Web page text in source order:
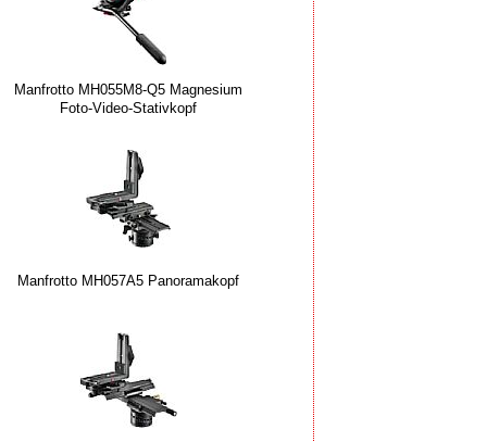
Manfrotto MH055M8-Q5 Magnesium
Foto-Video-Stativkopf
Manfrotto MH057A5 Panoramakopf